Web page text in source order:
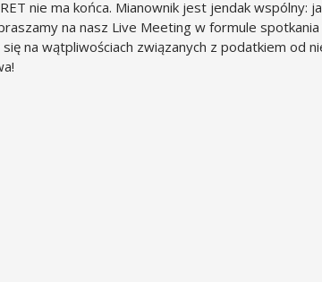
nie ma końca. Mianownik jest jendak wspólny:
na nasz Live Meeting w formule
na wątpliwościach związanych z podatkiem od